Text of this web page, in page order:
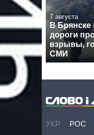
7 августа
В Брянске
дороги
взрывы,
СМИ
УКР РОС